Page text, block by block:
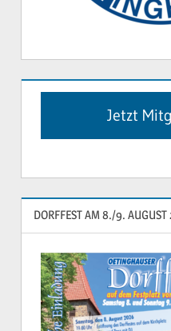
Jetzt
DORFFEST AM 8./9.